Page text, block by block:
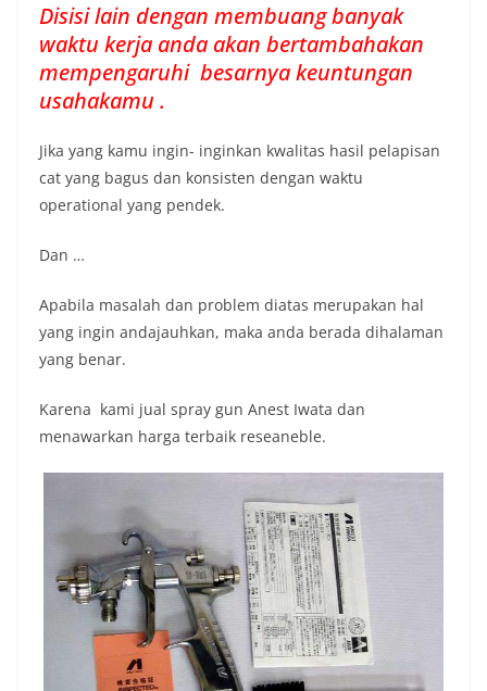
Disisi lain dengan membuang banyak
waktu kerja anda akan bertambahakan
mempengaruhi besarnya keuntungan
usahakamu .
Jika yang kamu ingin- inginkan kwalitas hasil pelapisan
cat yang bagus dan konsisten dengan waktu
operational yang pendek.
Dan …
Apabila masalah dan problem diatas merupakan hal
yang ingin andajauhkan, maka anda berada dihalaman
yang benar.
Karena kami jual spray gun Anest Iwata dan
menawarkan harga terbaik reseaneble.